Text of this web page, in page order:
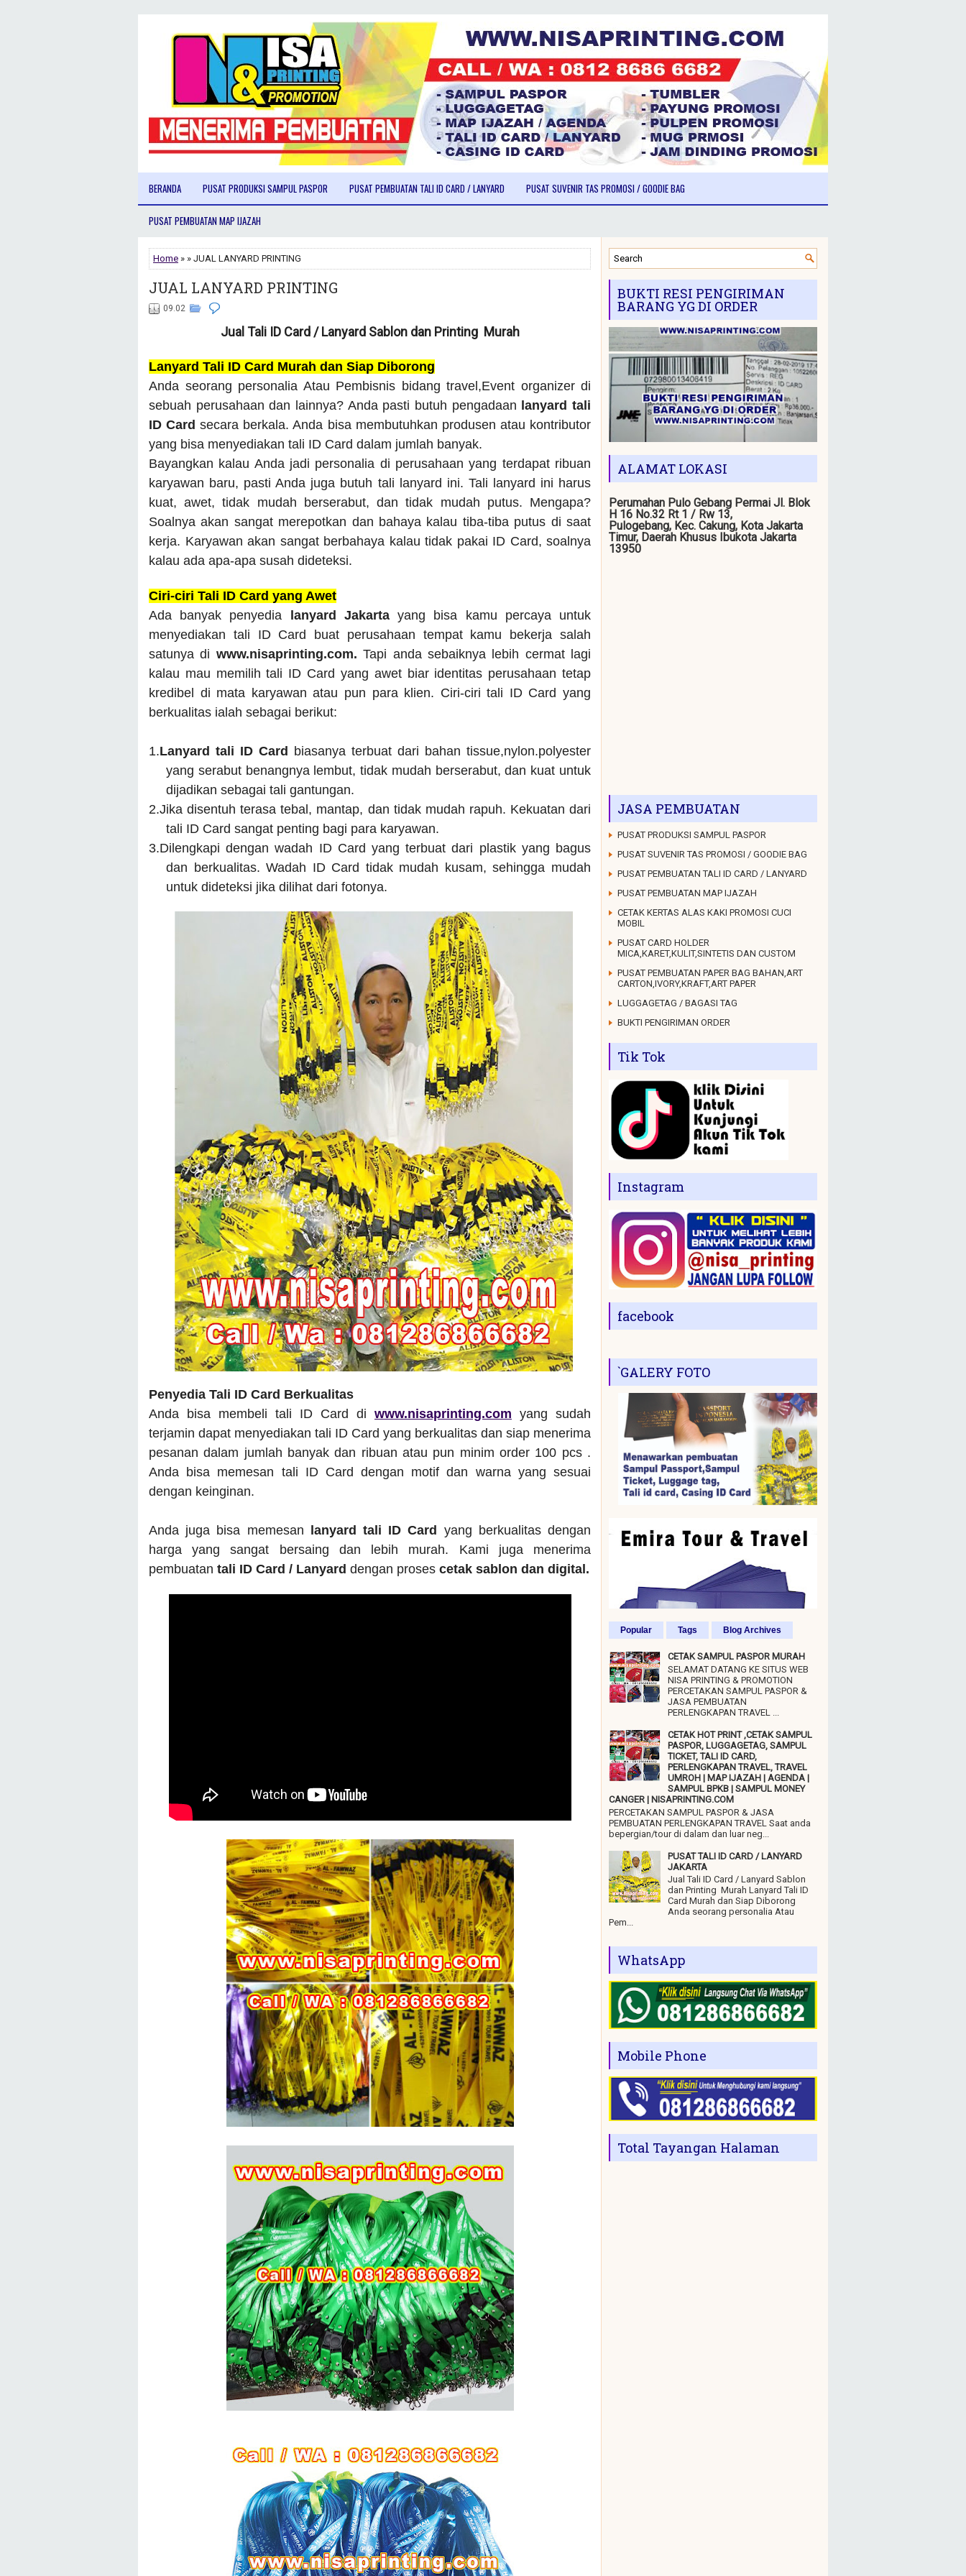
BERANDA PUSAT PRODUKSI SAMPUL PASPOR PUSAT PEMBUATAN TALI ID CARD / LANYARD PUSAT SUVENIR TAS PROMOSI / GOODIE BAG
PUSAT PEMBUATAN MAP IJAZAH
Home » » JUAL LANYARD PRINTING
JUAL LANYARD PRINTING
09.02
Jual Tali ID Card / Lanyard Sablon dan Printing Murah
Lanyard Tali ID Card Murah dan Siap Diborong
Anda seorang personalia Atau Pembisnis bidang travel,Event organizer di
sebuah perusahaan dan lainnya? Anda pasti butuh pengadaan lanyard tali
ID Cardsecara berkala. Anda bisa membutuhkan produsen atau kontributor
yang bisa menyediakan tali ID Card dalam jumlah banyak.
Bayangkan kalau Anda jadi personalia di perusahaan yang terdapat ribuan
karyawan baru, pasti Anda juga butuh tali lanyard ini. Tali lanyard ini harus
kuat, awet, tidak mudah berserabut, dan tidak mudah putus. Mengapa?
Soalnya akan sangat merepotkan dan bahaya kalau tiba-tiba putus di saat
kerja. Karyawan akan sangat berbahaya kalau tidak pakai ID Card, soalnya
kalau ada apa-apa susah dideteksi.
Ciri-ciri Tali ID Card yang Awet
Ada banyak penyedia
lanyard Jakartayang bisa kamu percaya untuk
menyediakan tali ID Card buat perusahaan tempat kamu bekerja salah
satunya di www.nisaprinting.com. Tapi anda sebaiknya lebih cermat lagi
kalau mau memilih tali ID Card yang awet biar identitas perusahaan tetap
kredibel di mata karyawan atau pun para klien. Ciri-ciri tali ID Card yang
berkualitas ialah sebagai berikut:
1.Lanyard tali ID Card biasanya terbuat dari bahan tissue,nylon.polyester
yang serabut benangnya lembut, tidak mudah berserabut, dan kuat untuk
dijadikan sebagai tali gantungan.
2.Jika disentuh terasa tebal, mantap, dan tidak mudah rapuh. Kekuatan dari
tali ID Card sangat penting bagi para karyawan.
3.Dilengkapi dengan wadah ID Card yang terbuat dari plastik yang bagus
dan berkualitas. Wadah ID Card tidak mudah kusam, sehingga mudah
untuk dideteksi jika dilihat dari fotonya.
Penyedia Tali ID Card Berkualitas
Anda bisa membeli tali ID Card di www.nisaprinting.com yang sudah
terjamin dapat menyediakan tali ID Card yang berkualitas dan siap menerima
pesanan dalam jumlah banyak dan ribuan atau pun minim order 100 pcs .
Anda bisa memesan tali ID Card dengan motif dan warna yang sesuai
dengan keinginan.
Anda juga bisa memesan lanyard tali ID Card yang berkualitas dengan
harga yang sangat bersaing dan lebih murah. Kami juga menerima
pembuatan tali ID Card / Lanyard dengan proses cetak sablon dan digital.
BUKTI RESI PENGIRIMAN
BARANG YG DI ORDER
ALAMAT LOKASI
Perumahan Pulo Gebang Permai Jl. Blok
H 16 No.32 Rt 1 / Rw 13,
Pulogebang, Kec. Cakung, Kota Jakarta
Timur, Daerah Khusus Ibukota Jakarta
13950
JASA PEMBUATAN
PUSAT PRODUKSI SAMPUL PASPOR
PUSAT SUVENIR TAS PROMOSI / GOODIE BAG
PUSAT PEMBUATAN TALI ID CARD / LANYARD
PUSAT PEMBUATAN MAP IJAZAH
CETAK KERTAS ALAS KAKI PROMOSI CUCI
MOBIL
PUSAT CARD HOLDER
MICA,KARET,KULIT,SINTETIS DAN CUSTOM
PUSAT PEMBUATAN PAPER BAG BAHAN,ART
CARTON,IVORY,KRAFT,ART PAPER
LUGGAGETAG / BAGASI TAG
BUKTI PENGIRIMAN ORDER
Tik Tok
Instagram
facebook
`GALERY FOTO
Popular Tags Blog Archives
CETAK SAMPUL PASPOR MURAH
SELAMAT DATANG KE SITUS WEB
NISA PRINTING & PROMOTION
PERCETAKAN SAMPUL PASPOR &
JASA PEMBUATAN
PERLENGKAPAN TRAVEL ...
CETAK HOT PRINT ,CETAK SAMPUL
PASPOR, LUGGAGETAG, SAMPUL
TICKET, TALI ID CARD,
PERLENGKAPAN TRAVEL, TRAVEL
UMROH | MAP IJAZAH | AGENDA |
SAMPUL BPKB | SAMPUL MONEY
CANGER | NISAPRINTING.COM
PERCETAKAN SAMPUL PASPOR & JASA
PEMBUATAN PERLENGKAPAN TRAVEL Saat anda
bepergian/tour di dalam dan luar neg...
PUSAT TALI ID CARD / LANYARD
JAKARTA
Jual Tali ID Card / Lanyard Sablon
dan Printing Murah Lanyard Tali ID
Card Murah dan Siap Diborong
Anda seorang personalia Atau
Pem...
WhatsApp
Mobile Phone
Total Tayangan Halaman